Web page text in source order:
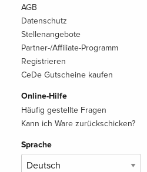
AGB
Datenschutz
Stellenangebote
Partner-/Affiliate-Programm
Registrieren
CeDe Gutscheine kaufen
Online-Hilfe
Häufig gestellte Fragen
Kann ich Ware zurückschicken?
Sprache